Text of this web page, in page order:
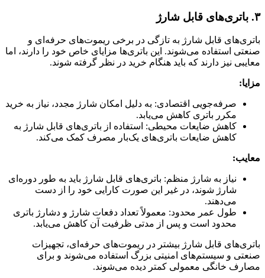
۳. باتری‌های قابل شارژ
باتری‌های قابل شارژ به تازگی در برخی ریموت‌های حرفه‌ای و
صنعتی استفاده می‌شوند. این باتری‌ها مزایای خاص خود را دارند، اما
معایبی نیز دارند که باید هنگام خرید در نظر گرفته شوند.
مزایا:
صرفه‌جویی اقتصادی: به دلیل امکان شارژ مجدد، نیاز به خرید
مکرر باتری کاهش می‌یابد.
کاهش ضایعات محیطی: استفاده از باتری‌های قابل شارژ به
کاهش ضایعات باتری‌های یک‌بار مصرف کمک می‌کند.
معایب:
نیاز به شارژ منظم: باتری‌های قابل شارژ باید به طور دوره‌ای
شارژ شوند، در غیر این صورت کارایی خود را از دست
می‌دهند.
طول عمر محدود: معمولاً تعداد دفعات شارژ و دشارژ باتری
محدود است و پس از مدتی ظرفیت آن کاهش می‌یابد.
باتری‌های قابل شارژ بیشتر در ریموت‌های حرفه‌ای، تجهیزات
صنعتی و سیستم‌های امنیتی بزرگ استفاده می‌شوند و برای
مصارف خانگی معمولی کمتر دیده می‌شوند.